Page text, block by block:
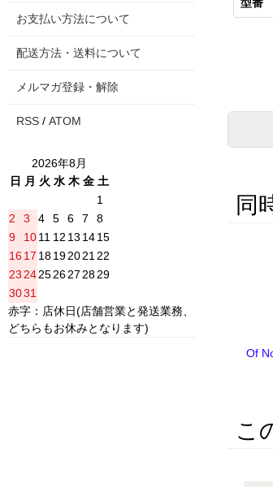
型番
同
Of
こ
お支払い方法について
配送方法・送料について
メルマガ登録・解除
RSS / ATOM
2026年8月
日
月 火 水 木 金 土
1
2
3 4 5 6 7
8
9
1011 12 13 1415
16 17 18192021 22
23 24252627 2829
3031
赤字：店休日(店舗営業と発送業務、
どちらもお休みとなります)